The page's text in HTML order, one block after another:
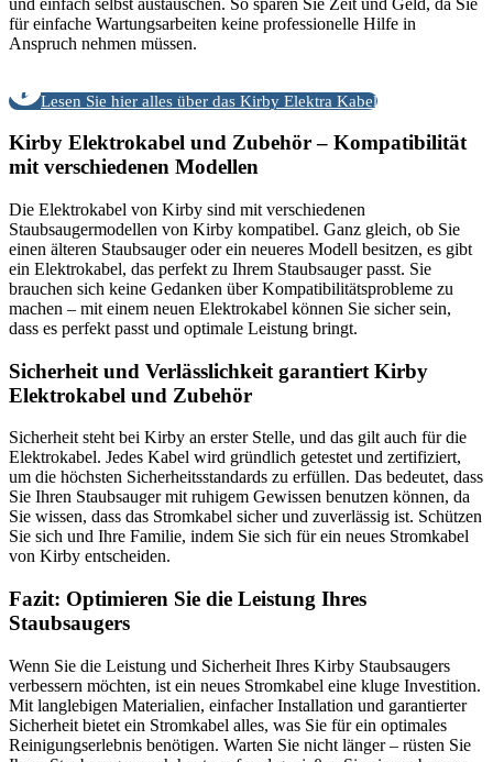
für einfache Wartungsarbeiten keine professionelle Hilfe in
Anspruch nehmen müssen.
Lesen Sie hier alles über das Kirby Elektra Kabel
Kirby Elektrokabel und Zubehör – Kompatibilität
mit verschiedenen Modellen
Die Elektrokabel von Kirby sind mit verschiedenen
Staubsaugermodellen von Kirby kompatibel. Ganz gleich, ob Sie
einen älteren Staubsauger oder ein neueres Modell besitzen, es gibt
ein Elektrokabel, das perfekt zu Ihrem Staubsauger passt. Sie
brauchen sich keine Gedanken über Kompatibilitätsprobleme zu
machen – mit einem neuen Elektrokabel können Sie sicher sein,
dass es perfekt passt und optimale Leistung bringt.
Sicherheit und Verlässlichkeit garantiert Kirby
Elektrokabel und Zubehör
Sicherheit steht bei Kirby an erster Stelle, und das gilt auch für die
Elektrokabel. Jedes Kabel wird gründlich getestet und zertifiziert,
um die höchsten Sicherheitsstandards zu erfüllen. Das bedeutet, dass
Sie Ihren Staubsauger mit ruhigem Gewissen benutzen können, da
Sie wissen, dass das Stromkabel sicher und zuverlässig ist. Schützen
Sie sich und Ihre Familie, indem Sie sich für ein neues Stromkabel
von Kirby entscheiden.
Fazit: Optimieren Sie die Leistung Ihres
Staubsaugers
Wenn Sie die Leistung und Sicherheit Ihres Kirby Staubsaugers
verbessern möchten, ist ein neues Stromkabel eine kluge Investition.
Mit langlebigen Materialien, einfacher Installation und garantierter
Sicherheit bietet ein Stromkabel alles, was Sie für ein optimales
Reinigungserlebnis benötigen. Warten Sie nicht länger – rüsten Sie